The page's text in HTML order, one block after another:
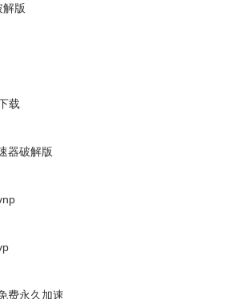
解版
载
器破解版
费永久加速